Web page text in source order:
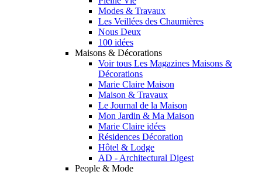
Modes & Travaux
Les Veillées des Chaumières
Nous Deux
100 idées
Maisons & Décorations
Voir tous Les Magazines Maisons &
Décorations
Marie Claire Maison
Maison & Travaux
Le Journal de la Maison
Mon Jardin & Ma Maison
Marie Claire idées
Résidences Décoration
Hôtel & Lodge
AD - Architectural Digest
People & Mode